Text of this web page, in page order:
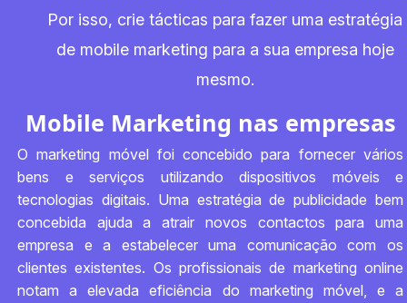
Por isso, crie tácticas para fazer uma estratégia
de mobile marketing para a sua empresa hoje
mesmo.
Mobile Marketing nas empresas
O marketing móvel foi concebido para fornecer vários
bens e serviços utilizando dispositivos móveis e
tecnologias digitais. Uma estratégia de publicidade bem
concebida ajuda a atrair novos contactos para uma
empresa e a estabelecer uma comunicação com os
clientes existentes. Os profissionais de marketing online
notam a elevada eficiência do marketing móvel, e a